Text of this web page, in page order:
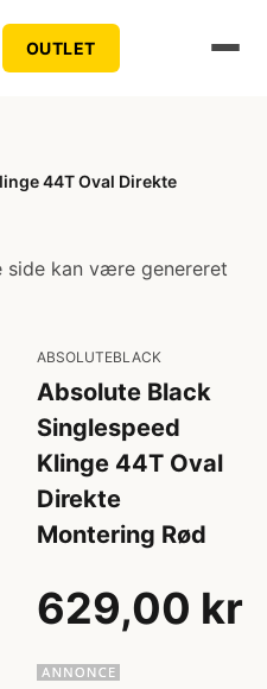
OUTLET
44T Oval Direkte
side kan være genereret
ABSOLUTEBLACK
Absolute Black
Singlespeed
Klinge 44T Oval
Direkte
Montering Rød
629,00 kr